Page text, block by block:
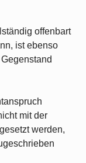
offenbart
ist ebenso
mit der
werden,